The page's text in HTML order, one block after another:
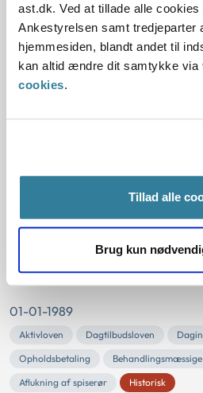
ast.dk. Ved at tillade alle
Ankestyrelsen samt tredjeparter
hjemmesiden, blandt andet til
kan altid ændre dit samtykke via
cookies.
Tillad alle
Brug kun
01-01-1989
Aktivloven Daginstitution
Kommunal
var født med ganespalte,
Ankestyrelsens
55-89
01-01-1989
Aktivloven Dagtilbudsloven
Opholdsbetaling
Aflukning af spiserør
Historisk